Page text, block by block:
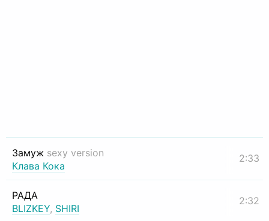
Замуж sexy version
Клава Кока
2:33
РАДА
BLIZKEY, SHIRI
2:32